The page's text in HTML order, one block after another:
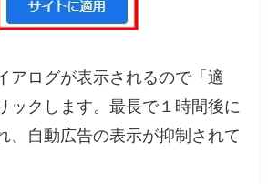
アログが表示されるので「適
ックします。最長で１時間後に
、自動広告の表示が抑制されて